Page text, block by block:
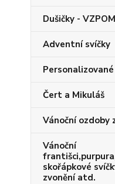
Dušičky -
Adventní svíčky
Čert a Mikuláš
Vánoční ozdoby
Vánoční
skořápkové
zvonění atd.